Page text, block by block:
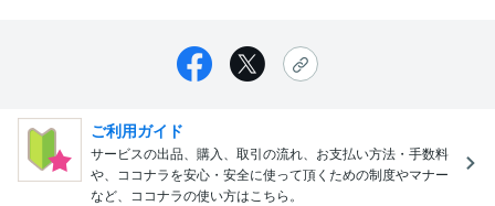
ご利用ガイド
サービスの出品、購入、取引の流れ、お支払い方法・手数料
や、ココナラを安心・安全に使って頂くための制度やマナー
など、ココナラの使い方はこちら。